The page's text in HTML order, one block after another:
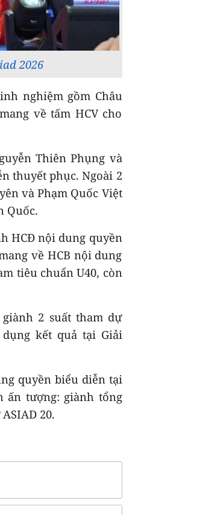
2026
nghiệm gồm Châu
về tấm HCV cho
Thiên Phụng và
thuyết phục. Ngoài 2
và Phạm Quốc Việt
Quốc.
HCĐ nội dung quyền
về HCB nội dung
tiêu chuẩn U40, còn
2 suất tham dự
kết quả tại Giải
quyền biểu diễn tại
ấn tượng: giành tổng
20.